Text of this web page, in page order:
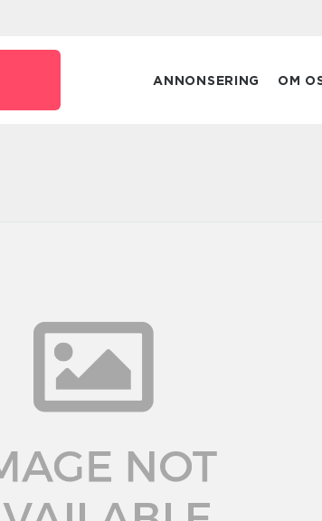
ANNONSERING OM